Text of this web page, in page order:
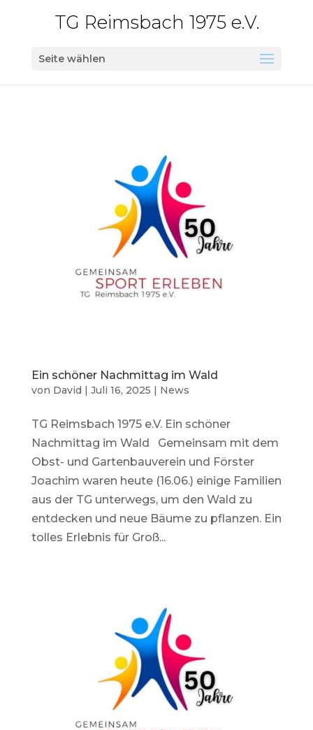
TG Reimsbach 1975 e.V.
Seite wählen
Ein schöner Nachmittag im Wald
von David | Juli 16, 2025 | News
TG Reimsbach 1975 e.V. Ein schöner
Nachmittag im Wald Gemeinsam mit dem
Obst- und Gartenbauverein und Förster
Joachim waren heute (16.06.) einige Familien
aus der TG unterwegs, um den Wald zu
entdecken und neue Bäume zu pflanzen. Ein
tolles Erlebnis für Groß...